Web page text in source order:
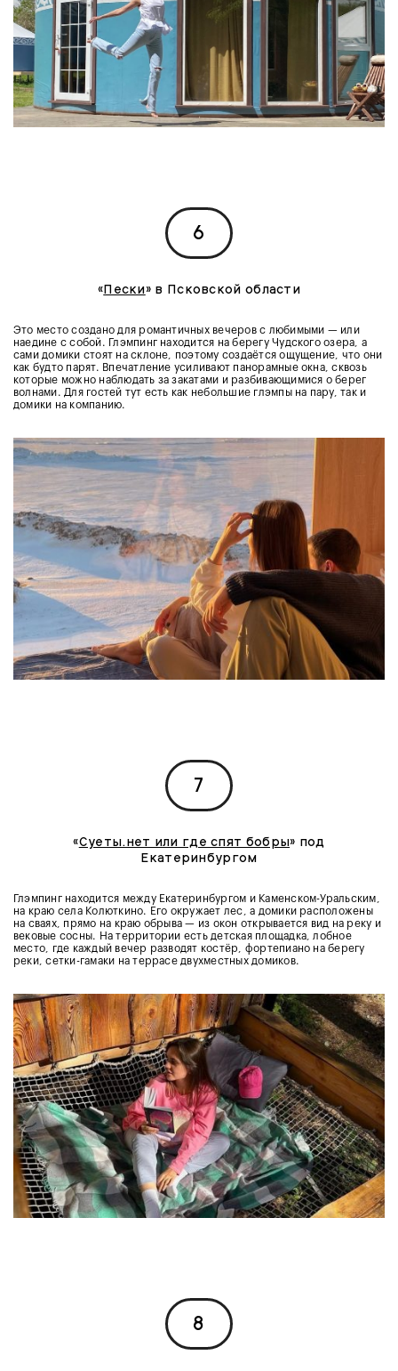
6
«Пески» в Псковской области
Это место создано для романтичных вечеров с любимыми — или
наедине с собой. Глэмпинг находится на берегу Чудского озера, а
сами домики стоят на склоне, поэтому создаётся ощущение, что они
как будто парят. Впечатление усиливают панорамные окна, сквозь
которые можно наблюдать за закатами и разбивающимися о берег
волнами. Для гостей тут есть как небольшие глэмпы на пару, так и
домики на компанию.
7
«Суеты.нет или где спят бобры» под
Екатеринбургом
Глэмпинг находится между Екатеринбургом и Каменском-Уральским,
на краю села Колюткино. Его окружает лес, а домики расположены
на сваях, прямо на краю обрыва — из окон открывается вид на реку и
вековые сосны. На территории есть детская площадка, лобное
место, где каждый вечер разводят костёр, фортепиано на берегу
реки, сетки-гамаки на террасе двухместных домиков.
8